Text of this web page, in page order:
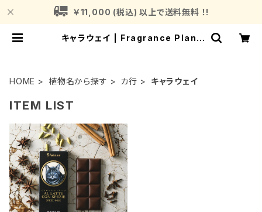
￥11,000 (税込) 以上で送料無料 ！!
キャラウェイ | Fragrance Plant
HOME 植物名から探す カ行 キャラウェイ
ITEM LIST